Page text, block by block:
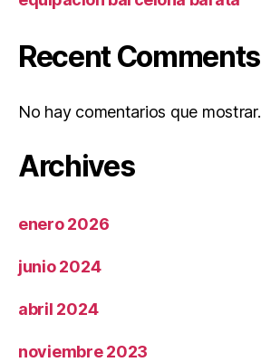
Recent Comments
No hay comentarios que mostrar.
Archives
enero 2026
junio 2024
abril 2024
noviembre 2023